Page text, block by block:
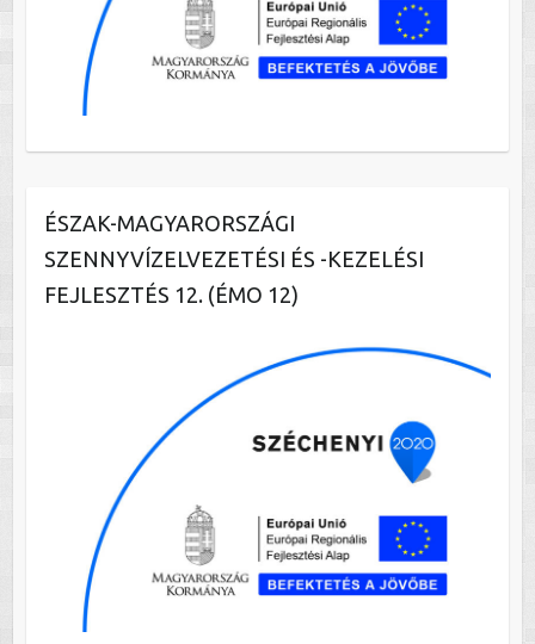
ÉSZAK-MAGYARORSZÁGI
SZENNYVÍZELVEZETÉSI ÉS -KEZELÉSI
FEJLESZTÉS 12. (ÉMO 12)